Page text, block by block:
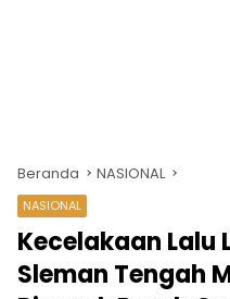
Beranda NASIONAL
NASIONAL
Kecelakaan Lalu
Sleman Tengah